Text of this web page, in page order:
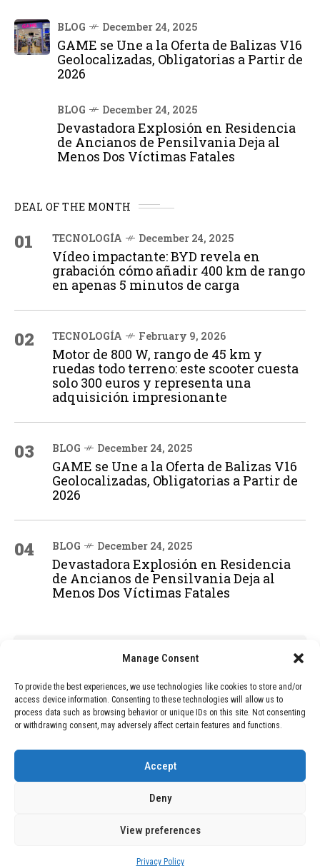
Manage Consent
To provide the best experiences, we use technologies like cookies to store and/or
access device information. Consenting to these technologies will allow us to
process data such as browsing behavior or unique IDs on this site. Not consenting
or withdrawing consent, may adversely affect certain features and functions.
Accept
Deny
View preferences
Privacy Policy
BLOG December 24, 2025
GAME se Une a la Oferta de Balizas V16
Geolocalizadas, Obligatorias a Partir de
2026
BLOG December 24, 2025
Devastadora Explosión en Residencia
de Ancianos de Pensilvania Deja al
Menos Dos Víctimas Fatales
DEAL OF THE MONTH
01 TECNOLOGÍA December 24, 2025
Vídeo impactante: BYD revela en
grabación cómo añadir 400 km de rango
en apenas 5 minutos de carga
02 TECNOLOGÍA February 9, 2026
Motor de 800 W, rango de 45 km y
ruedas todo terreno: este scooter cuesta
solo 300 euros y representa una
adquisición impresionante
03 BLOG December 24, 2025
GAME se Une a la Oferta de Balizas V16
Geolocalizadas, Obligatorias a Partir de
2026
04 BLOG December 24, 2025
Devastadora Explosión en Residencia
de Ancianos de Pensilvania Deja al
Menos Dos Víctimas Fatales